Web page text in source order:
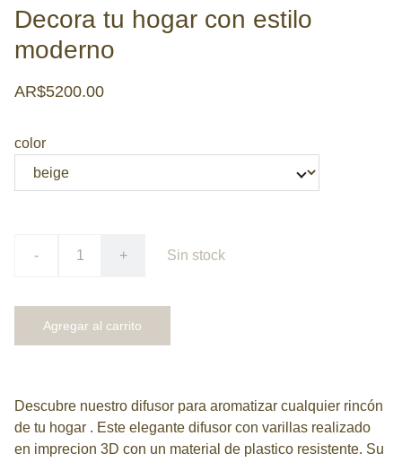
Decora tu hogar con estilo
moderno
AR$5200.00
color
- + Sin stock
Agregar al carrito
Descubre nuestro difusor para aromatizar cualquier rincón
de tu hogar . Este elegante difusor con varillas realizado
en imprecion 3D con un material de plastico resistente. Su